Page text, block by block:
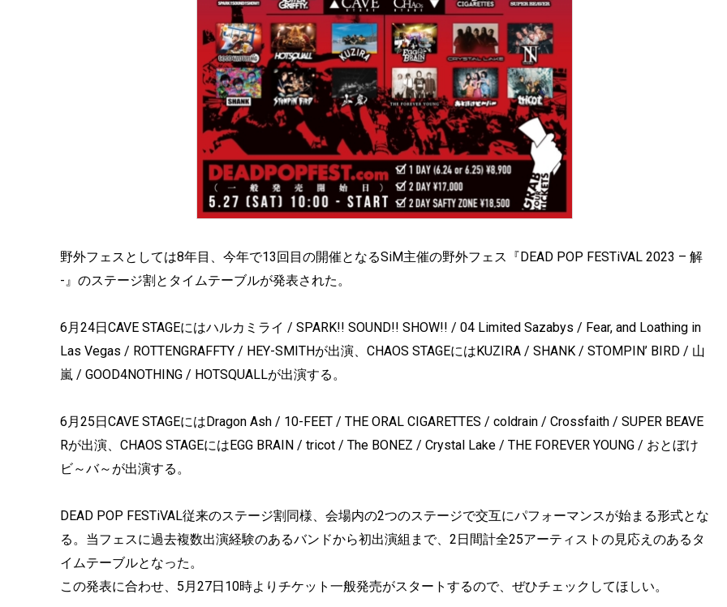
野外フェスとしては8年目、今年で13回目の開催となるSiM主催の野外フェス『DEAD POP FESTiVAL 2023 – 解
-』のステージ割とタイムテーブルが発表された。
6月24日CAVE STAGEにはハルカミライ / SPARK!! SOUND!! SHOW!! / 04 Limited Sazabys / Fear, and Loathing in
Las Vegas / ROTTENGRAFFTY / HEY-SMITHが出演、CHAOS STAGEにはKUZIRA / SHANK / STOMPIN’ BIRD / 山
嵐 / GOOD4NOTHING / HOTSQUALLが出演する。
6月25日CAVE STAGEにはDragon Ash / 10-FEET / THE ORAL CIGARETTES / coldrain / Crossfaith / SUPER BEAVE
Rが出演、CHAOS STAGEにはEGG BRAIN / tricot / The BONEZ / Crystal Lake / THE FOREVER YOUNG / おとぼけ
ビ～バ～が出演する。
DEAD POP FESTiVAL従来のステージ割同様、会場内の2つのステージで交互にパフォーマンスが始まる形式とな
る。当フェスに過去複数出演経験のあるバンドから初出演組まで、2日間計全25アーティストの見応えのあるタ
イムテーブルとなった。
この発表に合わせ、5月27日10時よりチケット一般発売がスタートするので、ぜひチェックしてほしい。